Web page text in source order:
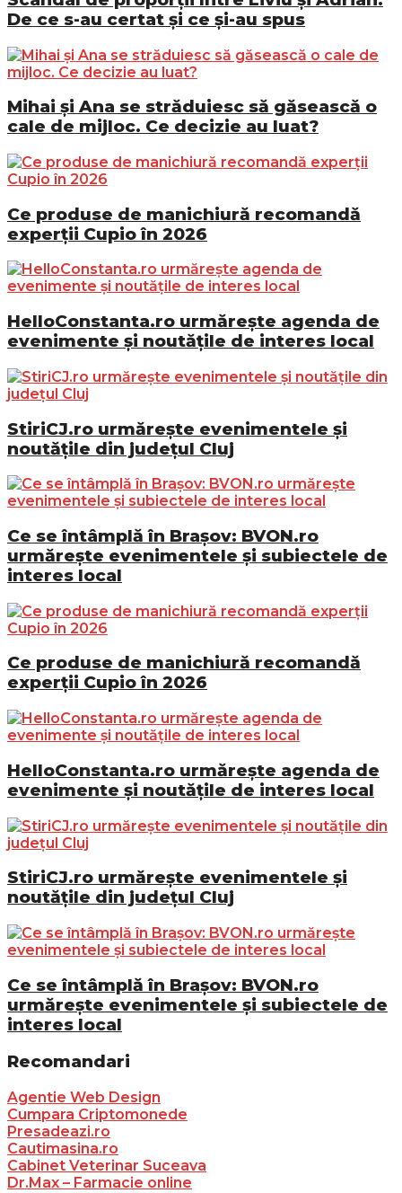
De ce s-au certat și ce și-au spus
Mihai și Ana se străduiesc să găsească o
cale de mijloc. Ce decizie au luat?
Ce produse de manichiură recomandă
experții Cupio în 2026
HelloConstanta.ro urmărește agenda de
evenimente și noutățile de interes local
StiriCJ.ro urmărește evenimentele și
noutățile din județul Cluj
Ce se întâmplă în Brașov: BVON.ro
urmărește evenimentele și subiectele de
interes local
Ce produse de manichiură recomandă
experții Cupio în 2026
HelloConstanta.ro urmărește agenda de
evenimente și noutățile de interes local
StiriCJ.ro urmărește evenimentele și
noutățile din județul Cluj
Ce se întâmplă în Brașov: BVON.ro
urmărește evenimentele și subiectele de
interes local
Recomandari
Agentie Web Design
Cumpara Criptomonede
Presadeazi.ro
Cautimasina.ro
Cabinet Veterinar Suceava
Dr.Max – Farmacie online